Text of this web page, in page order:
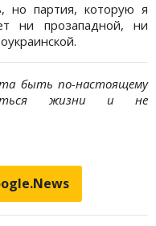
но партия, которую я
ни прозападной, ни
быть по-настоящему
жизни и не